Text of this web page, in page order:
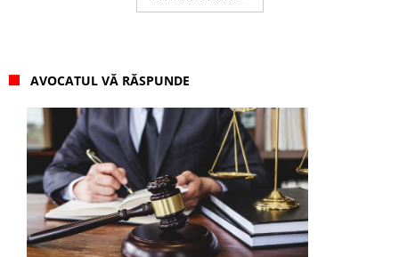
AVOCATUL VĂ RĂSPUNDE